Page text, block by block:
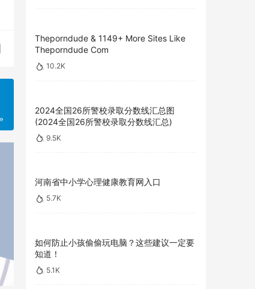
Theporndude & 1149+ More Sites Like
Theporndude Com
10.2K
2024全国26所警校录取分数线汇总图
(2024全国26所警校录取分数线汇总)
9.5K
河南省中小学心理健康教育网入口
5.7K
如何防止小孩偷偷玩电脑？这些建议一定要
知道！
5.1K